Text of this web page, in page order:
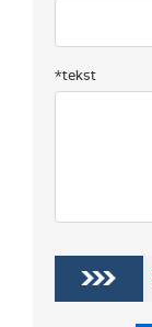
*tekst